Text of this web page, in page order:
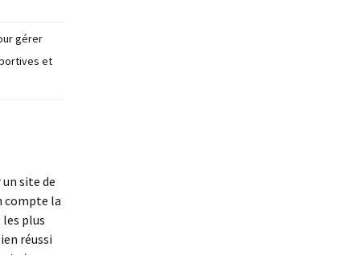
gérer
et
site de
compte la
plus
réussi